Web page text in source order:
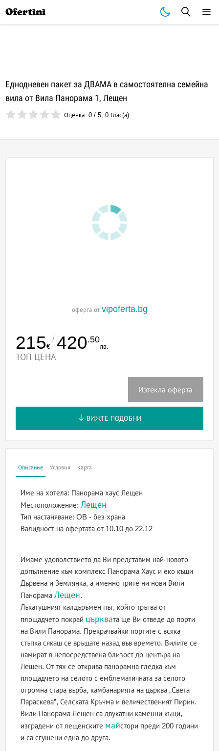
Ofertini
Еднодневен пакет за ДВАМА в самостоятелна семейна
вила от Вила Панорама 1, Лещен
Оценка:0 /5,0 Глас(а)
оферта от vipoferta.bg
215€
/ 420.50
лв.
ТОП ЦЕНА
Изтекла оферта
ВИЖТЕ ПОДОБНИ
Описание Условия Карта
Име на хотела: Панорама хаус Лещен
Местоположение: Лещен
Тип настаняване:OB - без храна
Валидност на офертатаот 10.10 до 22.12
Имаме удоволствието да Ви представим най-новото
допълнение към комплекс Панорама Хаус и еко къщи
Дървена и Землянка, а именно трите ни нови Вили
Панорама Лещен.
Лъкатушният калдъръмен път, който тръгва от
площадчето покрай църквата ще Ви отведе до порти
на Вили Панорама. Прекрачвайки портите с всяка
стъпка сякаш се връщате назад във времето. Вилите се
намират в непосредствена близост до центъра на
Лещен. От тях се открива панорамна гледка към
площадчето на селото с емблематичната за селото
огромна стара върба, камбанарията на църква „Света
Параскева”, Селската Кръчма и величественият Пирин.
Вили Панорама Лещен са двукатни каменни къщи,
изградени от лещенските майстори преди 200 години
и са сгушени една до друга.